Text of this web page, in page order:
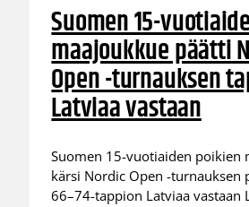
Suomen 15-
maajoukkue päätti
Open -turnauksen
Latviaa vastaan
Suomen 15-vuotiaiden poikien
kärsi Nordic Open -turnauksen
66–74-tappion Latviaa vastaan